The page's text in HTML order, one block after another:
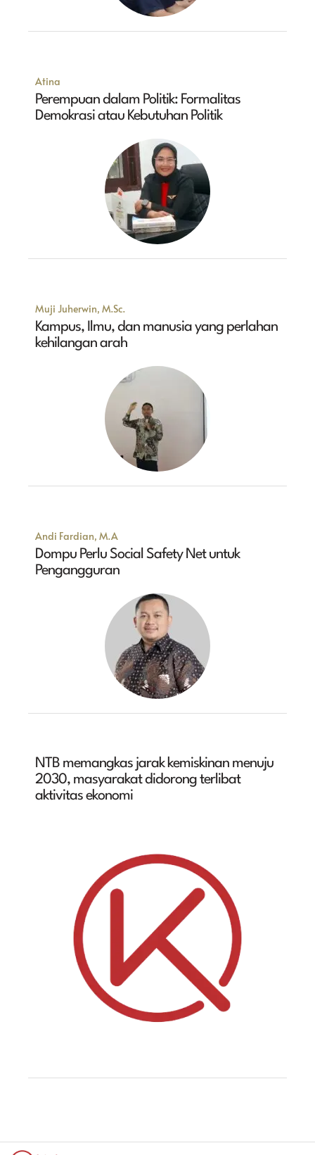
Atina
Perempuan dalam Politik: Formalitas
Demokrasi atau Kebutuhan Politik
Muji Juherwin, M.Sc.
Kampus, Ilmu, dan manusia yang perlahan
kehilangan arah
Andi Fardian, M.A
Dompu Perlu Social Safety Net untuk
Pengangguran
NTB memangkas jarak kemiskinan menuju
2030, masyarakat didorong terlibat
aktivitas ekonomi